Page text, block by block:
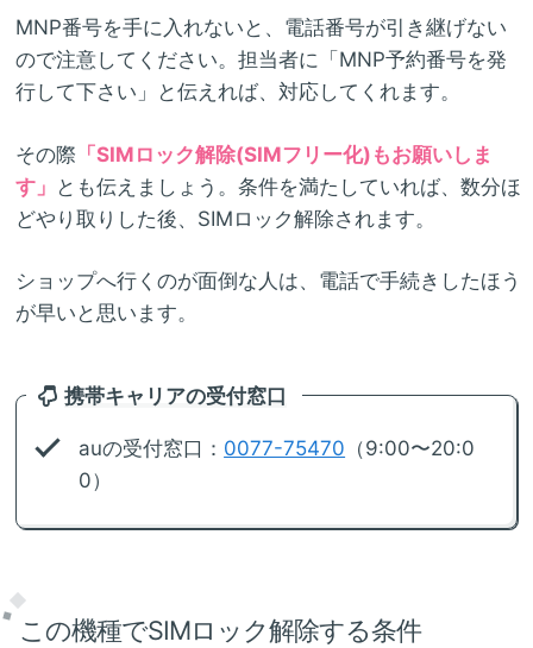
MNP番号を手に入れないと、電話番号が引き継げない
ので注意してください。担当者に「MNP予約番号を発
行して下さい」と伝えれば、対応してくれます。
その際 「SIMロック解除(SIMフリー化)もお願いしま
す」 とも伝えましょう。条件を満たしていれば、数分ほ
どやり取りした後、SIMロック解除されます。
ショップへ行くのが面倒な人は、電話で手続きしたほう
が早いと思います。
携帯キャリアの受付窓口
auの受付窓口： 0077-75470 （9:00〜20:0
0）
この機種でSIMロック解除する条件